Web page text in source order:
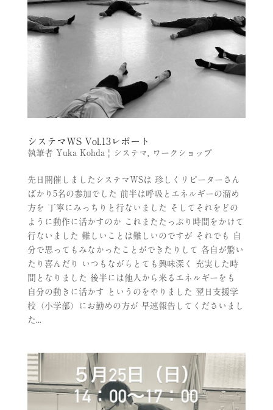
システマWS Vol.13レポート
執筆者 Yuka Kohda | システマ ワークショップ
先日開催しましたシステマWSは 珍しくリピーターさん
ばかり5名の参加でした 前半は呼吸とエネルギーの溜め
方を 丁寧にみっちりと行ないました そしてそれをどの
ように動作に活かすのか これまたたっぷり時間をかけて
行ないました 難しいことは難しいのですが それでも 自
分で思ってもみなかったことができたりして 各自が驚い
たり喜んだり いつもながらとても興味深く 充実した時
間となりました 後半には他人から来るエネルギーをも
自分の動きに活かす というのをやりました 翌日支援学
校（小学部）にお勤めの方が 早速報告してくださいまし
た...